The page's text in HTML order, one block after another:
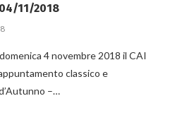
11/2018
4 novembre 2018 il CAI
classico e
–…